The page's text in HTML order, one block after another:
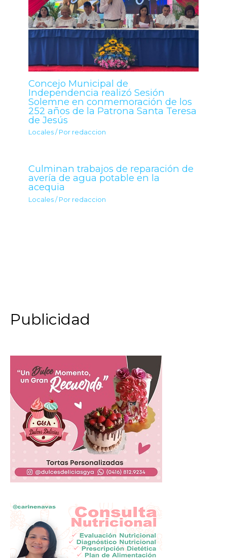
Concejo Municipal de
Independencia realizó Sesión
Solemne en conmemoración de los
252 años de la Patrona Santa Teresa
de Jesús
Locales / Por redaccion
Culminan trabajos de reparación de
avería de agua potable en la
acequia
Locales / Por redaccion
Publicidad